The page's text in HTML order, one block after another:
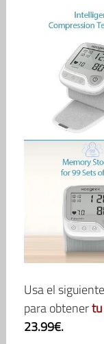
Usa el siguiente
para obtener
23.99€.